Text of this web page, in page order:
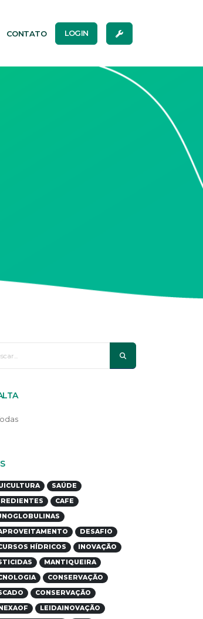
CONTATO LOGIN
SAÚDE
CAFE
DESAFIO
HÍDRICOS
INOVAÇÃO
MANTIQUEIRA
CONSERVAÇÃO
CONSERVAÇÃO
LEIDAINOVAÇÃO